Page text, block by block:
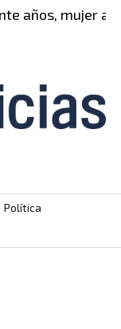
años, mujer
Política